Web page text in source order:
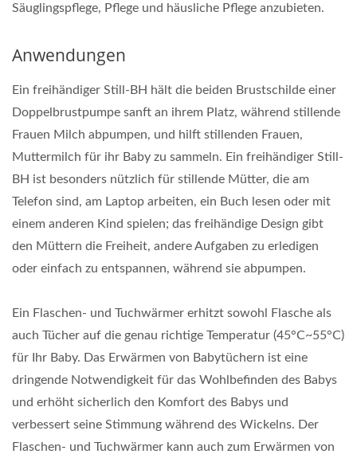
Säuglingspflege, Pflege und häusliche Pflege anzubieten.
Anwendungen
Ein freihändiger Still-BH hält die beiden Brustschilde einer
Doppelbrustpumpe sanft an ihrem Platz, während stillende
Frauen Milch abpumpen, und hilft stillenden Frauen,
Muttermilch für ihr Baby zu sammeln. Ein freihändiger Still-
BH ist besonders nützlich für stillende Mütter, die am
Telefon sind, am Laptop arbeiten, ein Buch lesen oder mit
einem anderen Kind spielen; das freihändige Design gibt
den Müttern die Freiheit, andere Aufgaben zu erledigen
oder einfach zu entspannen, während sie abpumpen.
Ein Flaschen- und Tuchwärmer erhitzt sowohl Flasche als
auch Tücher auf die genau richtige Temperatur (45°C~55°C)
für Ihr Baby. Das Erwärmen von Babytüchern ist eine
dringende Notwendigkeit für das Wohlbefinden des Babys
und erhöht sicherlich den Komfort des Babys und
verbessert seine Stimmung während des Wickelns. Der
Flaschen- und Tuchwärmer kann auch zum Erwärmen von